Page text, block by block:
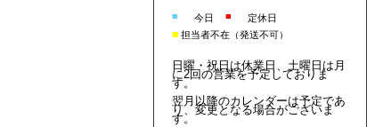
■ 今日 ■ 定休日
■ 担当者不在（発送不可）
日曜・祝日は休業日、土曜日は月
に2回の営業を予定しておりま
す。
翌月以降のカレンダーは予定であ
り、変更となる場合がございま
す。